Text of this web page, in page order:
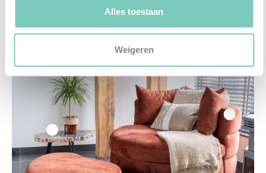
Alles toestaan
Weigeren
Roestbruine fauteuil